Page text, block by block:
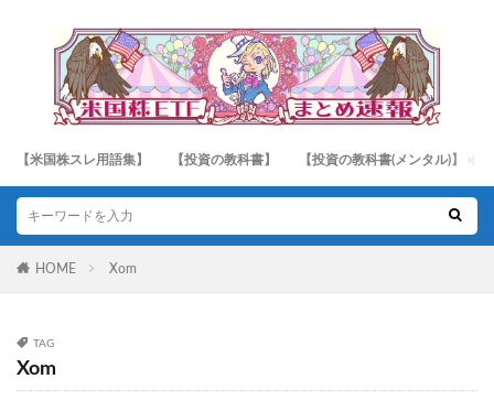
【米国株スレ用語集】 【投資の教科書】 【投資の教科書(メンタル)】
HOME Xom
TAG
Xom